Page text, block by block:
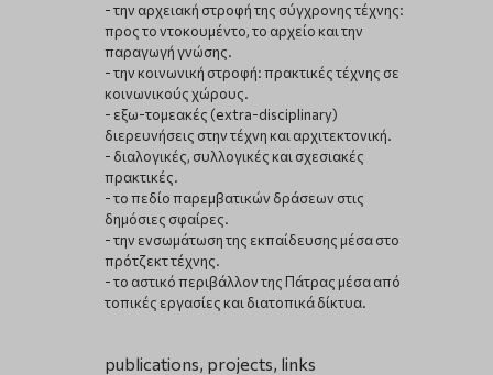
- την αρχειακή στροφή της σύγχρονης τέχνης:
προς το ντοκουμέντο, το αρχείο και την
παραγωγή γνώσης.
- την κοινωνική στροφή: πρακτικές τέχνης σε
κοινωνικούς χώρους.
- εξω-τομεακές (extra-disciplinary)
διερευνήσεις στην τέχνη και αρχιτεκτονική.
- διαλογικές, συλλογικές και σχεσιακές
πρακτικές.
- το πεδίο παρεμβατικών δράσεων στις
δημόσιες σφαίρες.
- την ενσωμάτωση της εκπαίδευσης μέσα στο
πρότζεκτ τέχνης.
- το αστικό περιβάλλον της Πάτρας μέσα από
τοπικές εργασίες και διατοπικά δίκτυα.
publications, projects, links